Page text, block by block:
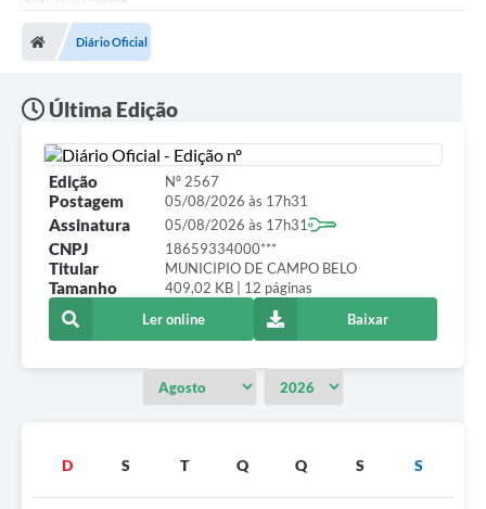
Diário Oficial
Última Edição
Edição Nº 2567
Postagem 05/08/2026 às 17h31
Assinatura 05/08/2026 às 17h31
CNPJ 18659334000***
Titular MUNICIPIO DE CAMPO BELO
Tamanho
409,02 KB | 12 páginas
Ler online
Baixar
D S T Q Q S S